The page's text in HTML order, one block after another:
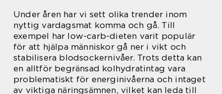
Under åren har vi sett olika trender inom
nyttig vardagsmat komma och gå. Till
exempel har low-carb-dieten varit populär
för att hjälpa människor gå ner i vikt och
stabilisera blodsockernivåer. Trots detta kan
en alltför begränsad kolhydratintag vara
problematiskt för energinivåerna och intaget
av viktiga näringsämnen, vilket kan leda till